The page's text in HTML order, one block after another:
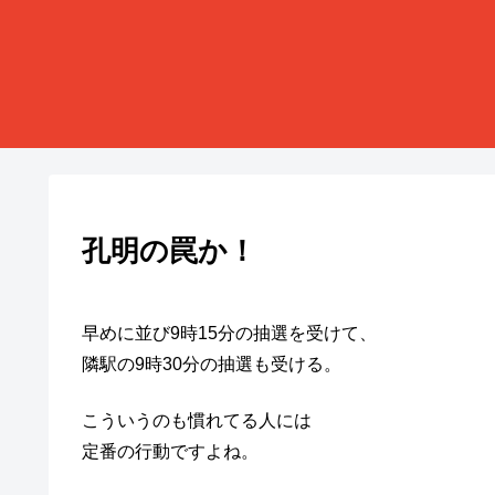
孔明の罠か！
早めに並び9時15分の抽選を受けて、
隣駅の9時30分の抽選も受ける。
こういうのも慣れてる人には
定番の行動ですよね。